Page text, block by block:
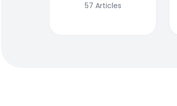
57 Articles